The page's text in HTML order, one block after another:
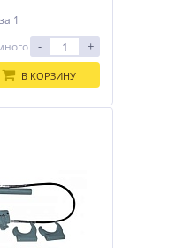
за 1
- +
В КОРЗИНУ